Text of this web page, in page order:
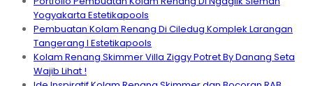
Yogyakarta Estetikapools
Pembuatan Kolam Renang Di Ciledug Komplek Larangan
Tangerang I Estetikapools
Kolam Renang Skimmer Villa Ziggy Potret By Danang Seta
Wajib Lihat !